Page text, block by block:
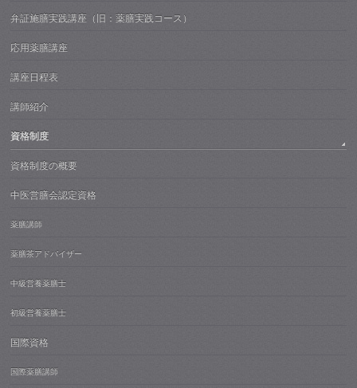
弁証施膳実践講座（旧：薬膳実践コース）
応用薬膳講座
講座日程表
講師紹介
資格制度
資格制度の概要
中医営膳会認定資格
薬膳講師
薬膳茶アドバイザー
中級営養薬膳士
初級営養薬膳士
国際資格
国際薬膳講師